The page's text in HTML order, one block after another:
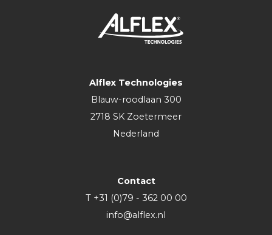
Alflex Technologies
Blauw-roodlaan 300
2718 SK Zoetermeer
Nederland
Contact
T +31 (0)79 - 362 00 00
info@alflex.nl